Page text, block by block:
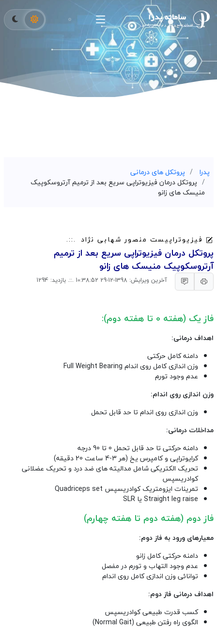
پدرا
پروتکل های درمانی
پروتکل درمان فیزیوتراپی سریع بعد از ترمیم آرتروسکوپیک
منیسک های زانو
فیزیوتراپیست منصور شهابی نژاد
پروتکل درمان فیزیوتراپی سریع بعد از ترمیم
آرتروسکوپیک منیسک های زانو
آخرین ویرایش: 1398-12-29 10:38:52 .::. بازدید: 1294
فاز یک (هفته 0 تا هفته دوم):
اهداف درمانی:
دامنه کامل حرکتی
وزن اندازی کامل روی اندام Full Weight Bearing
عدم وجود تورم
وزن اندازی روی اندام:
وزن اندازی روی اندام تا حد قابل تحمل
مداخلات درمانی:
دامنه حرکتی تا حد قابل تحمل 0 تا 90 درجه
کرایوتراپی و کامپرس یخ (هر 3-4 ساعت 20 دقیقه)
تحریک الکتریکی شامل مدالیته های ضد درد و تحریک عضلانی
کوادریسپس
تمرینات ایزومتریک کوادریسپس Quadriceps set
Straight leg raise یا SLR
فاز دوم (هفته دوم تا هفته چهارم)
معیارهای ورود به فاز دوم:
دامنه حرکتی کامل زانو
عدم وجود التهاب و تورم در مفصل
توانائی وزن اندازی کامل روی اندام
اهداف درمانی فاز دوم:
کسب قدرت طبیعی کوادریسپس
الگوی راه رفتن طبیعی (Normal Gait)